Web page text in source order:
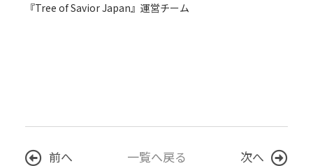
『Tree of Savior Japan』運営チーム
前へ 一覧へ戻る 次へ